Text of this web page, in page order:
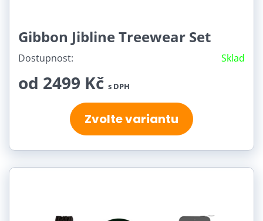
Gibbon Jibline Treewear Set
Dostupnost: Sklad
od 2499 Kč s DPH
Zvolte variantu